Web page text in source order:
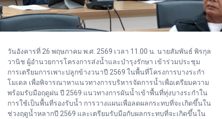
วันอังคารที่ 26 พฤษภาคม พ.ศ. 2569 เวลา 11.00 น. นายสัมพันธ์ พิรกุล
วานิช ผู้อำนวยการโครงการส่งน้ำและบำรุงรักษา เข้าร่วมประชุม
การเตรียมการเพาะปลูกข้างวนาปี 2569 ในพื้นที่โครงการบางระกำ
โมเดล เพื่อพิจารณาหาแนวทางการบริหารจัดการน้ำเพื่อเตรียมความ
พร้อมรับมือฤดูฝน ปี 2569 แนวทางการผันน้ำเข้าพื้นที่ทุ่งบางระกำใน
การใช้เป็นพื้นที่รองรับน้ำ การวางแผนเพื่อลดผลกระทบที่จะเกิดขึ้นใน
ช่วงฤดูน้ำหลากปี 2569 และเตรียมรับมือกับผลกระทบที่จะเกิดขึ้นใน